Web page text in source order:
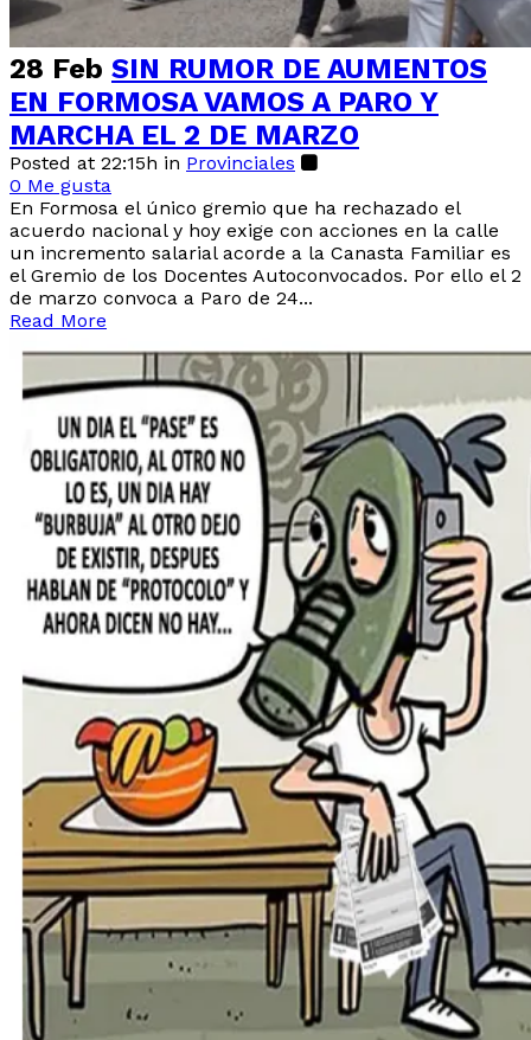
28 Feb SIN RUMOR DE AUMENTOS
EN FORMOSA VAMOS A PARO Y
MARCHA EL 2 DE MARZO
Posted at 22:15h in Provinciales
0 Me gusta
En Formosa el único gremio que ha rechazado el
acuerdo nacional y hoy exige con acciones en la calle
un incremento salarial acorde a la Canasta Familiar es
el Gremio de los Docentes Autoconvocados. Por ello el 2
de marzo convoca a Paro de 24...
Read More